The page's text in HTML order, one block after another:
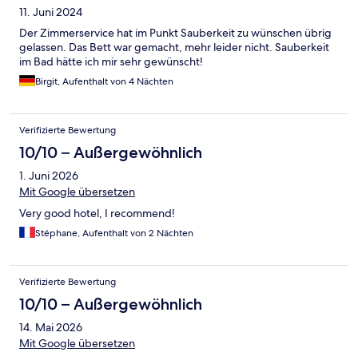
11. Juni 2024
Der Zimmerservice hat im Punkt Sauberkeit zu wünschen übrig
gelassen. Das Bett war gemacht, mehr leider nicht. Sauberkeit
im Bad hätte ich mir sehr gewünscht!
Birgit, Aufenthalt von 4 Nächten
Verifizierte Bewertung
10/10 – Außergewöhnlich
1. Juni 2026
Mit Google übersetzen
Very good hotel, I recommend!
Stéphane, Aufenthalt von 2 Nächten
Verifizierte Bewertung
10/10 – Außergewöhnlich
14. Mai 2026
Mit Google übersetzen